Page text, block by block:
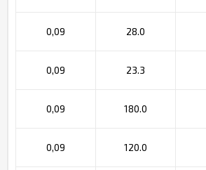
0,09 28.0
0,09 23.3
0,09 180.0
0,09 120.0